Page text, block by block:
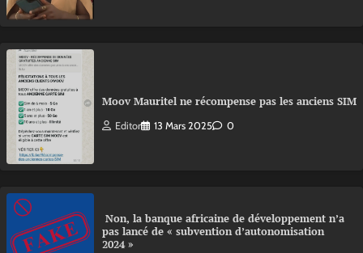
Moov Mauritel ne récompense pas les anciens SIM
Editor 13 Mars 2025 0
Non, la banque africaine de développement n’a
pas lancé de « subvention d’autonomisation
2024 »